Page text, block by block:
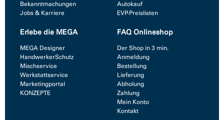
Bekanntmachungen
Jobs & Karriere
Autokauf
EVP-Preislisten
Erlebe die MEGA
MEGA Designer
HandwerkerSchutz
Mischservice
Werkstattservice
Marketingportal
KONZEPTE
FAQ Onlineshop
Der Shop in 3 min.
Anmeldung
Bestellung
Lieferung
Abholung
Zahlung
Mein Konto
Kontakt